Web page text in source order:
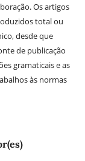
Os artigos
total ou
desde que
de publicação
gramaticais e as
às normas